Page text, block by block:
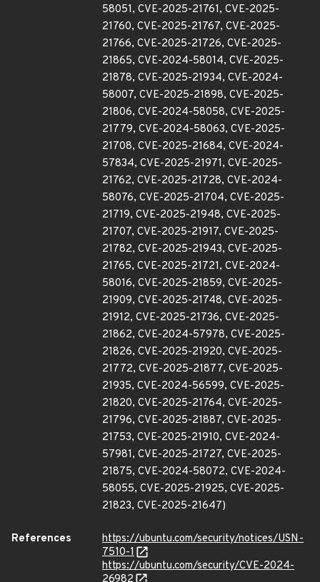
58051, CVE-2025-21761, CVE-2025-
21760, CVE-2025-21767, CVE-2025-
21766, CVE-2025-21726, CVE-2025-
21865, CVE-2024-58014, CVE-2025-
21878, CVE-2025-21934, CVE-2024-
58007, CVE-2025-21898, CVE-2025-
21806, CVE-2024-58058, CVE-2025-
21779, CVE-2024-58063, CVE-2025-
21708, CVE-2025-21684, CVE-2024-
57834, CVE-2025-21971, CVE-2025-
21762, CVE-2025-21728, CVE-2024-
58076, CVE-2025-21704, CVE-2025-
21719, CVE-2025-21948, CVE-2025-
21707, CVE-2025-21917, CVE-2025-
21782, CVE-2025-21943, CVE-2025-
21765, CVE-2025-21721, CVE-2024-
58016, CVE-2025-21859, CVE-2025-
21909, CVE-2025-21748, CVE-2025-
21912, CVE-2025-21736, CVE-2025-
21862, CVE-2024-57978, CVE-2025-
21826, CVE-2025-21920, CVE-2025-
21772, CVE-2025-21877, CVE-2025-
21935, CVE-2024-56599, CVE-2025-
21820, CVE-2025-21764, CVE-2025-
21796, CVE-2025-21887, CVE-2025-
21753, CVE-2025-21910, CVE-2024-
57981, CVE-2025-21727, CVE-2025-
21875, CVE-2024-58072, CVE-2024-
58055, CVE-2025-21925, CVE-2025-
21823, CVE-2025-21647)
References
https://ubuntu.com/security/notices/USN-
7510-1
https://ubuntu.com/security/CVE-2024-